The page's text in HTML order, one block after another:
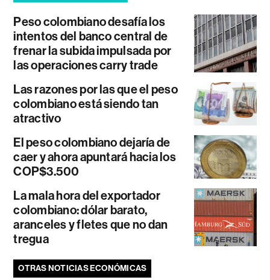
Peso colombiano desafía los
intentos del banco central de
frenar la subida impulsada por
las operaciones carry trade
Las razones por las que el peso
colombiano está siendo tan
atractivo
El peso colombiano dejaría de
caer y ahora apuntará hacia los
COP$3.500
La mala hora del exportador
colombiano: dólar barato,
aranceles y fletes que no dan
tregua
OTRAS NOTICIAS ECONÓMICAS